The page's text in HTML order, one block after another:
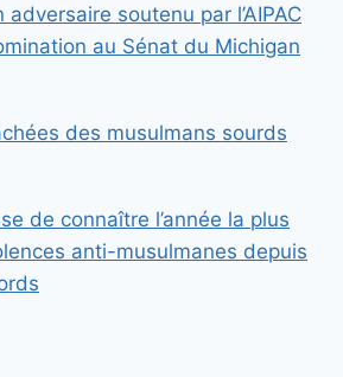
soutenu par l’AIPAC
au Sénat du Michigan
des musulmans sourds
de connaître l’année la plus
anti-musulmanes depuis